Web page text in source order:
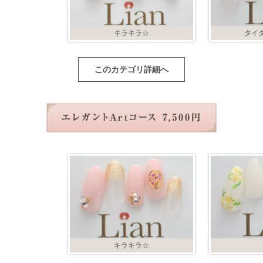
キラキラ☆ タイ
このカテゴリ詳細へ
キラキラ☆